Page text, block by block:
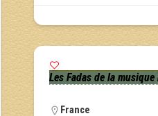
Les Fadas de la musique
France